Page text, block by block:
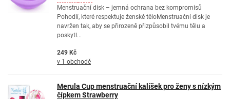
Menstruační disk – jemná ochrana bez kompromisů
Pohodlí, které respektuje ženské těloMenstruační disk je
navržen tak, aby se přirozeně přizpůsobil tvému tělu a
poskytl...
249 Kč
v 1 obchodě
Merula Cup menstruační kalíšek pro ženy s nízkým
čípkem Strawberry